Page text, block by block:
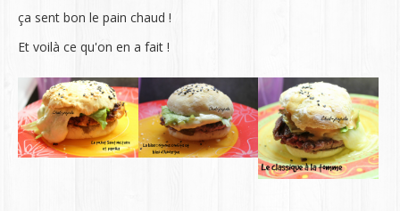
ça sent bon le pain chaud !
Et voilà ce qu'on en a fait !